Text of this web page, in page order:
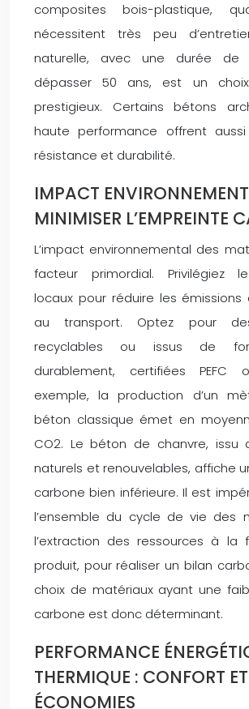
composites bois-plastique,
nécessitent très peu
naturelle, avec une durée de
dépasser 50 ans, est un
prestigieux. Certains bétons
haute performance offrent
résistance et durabilité.
IMPACT
MINIMISER L’EMPREINTE
L’impact environnemental des
facteur primordial. Privilégiez
locaux pour réduire les émissions
au transport. Optez pour
recyclables ou issus de
durablement, certifiées PEFC
exemple, la production d’un
béton classique émet en
CO2. Le béton de chanvre, issu
naturels et renouvelables, affiche
carbone bien inférieure. Il est
l’ensemble du cycle de vie des
l’extraction des ressources à la
produit, pour réaliser un bilan
choix de matériaux ayant une
carbone est donc déterminant.
PERFORMANCE
THERMIQUE : CONFORT ET
ÉCONOMIES